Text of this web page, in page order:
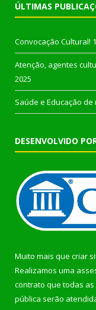
ÚLTIMAS
Convocação Cultural!
Atenção, agentes
2025
Saúde e Educação
DESENVOLVIDO
Muito mais que criar
Realizamos uma
contrato que todas
pública serão